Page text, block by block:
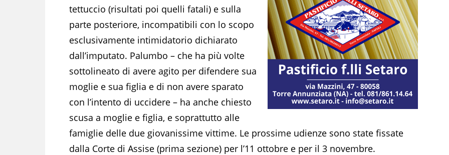
tettuccio (risultati poi quelli fatali) e sulla
parte posteriore, incompatibili con lo scopo
esclusivamente intimidatorio dichiarato
dall’imputato. Palumbo – che ha più volte
sottolineato di avere agito per difendere sua
moglie e sua figlia e di non avere sparato
con l’intento di uccidere – ha anche chiesto
scusa a moglie e figlia, e soprattutto alle
famiglie delle due giovanissime vittime. Le prossime udienze sono state fissate
dalla Corte di Assise (prima sezione) per l’11 ottobre e per il 3 novembre.